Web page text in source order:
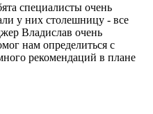
специалисты очень
у них столешницу - все
Владислав очень
нам определиться с
рекомендаций в плане